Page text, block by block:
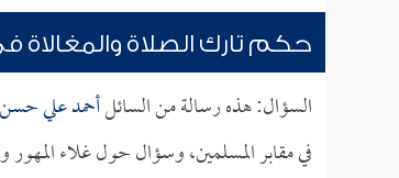
حكم تارك الصلاة والمغالاة
السؤال: هذه رسالة من السائلأحمد علي
في مقابر المسلمين، وسؤال حول غلاء